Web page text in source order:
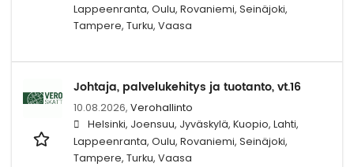
Lappeenranta, Oulu, Rovaniemi, Seinäjoki,
Tampere, Turku, Vaasa
Johtaja, palvelukehitys ja tuotanto, vt.16
10.08.2026, Verohallinto
Helsinki, Joensuu, Jyväskylä, Kuopio, Lahti,
Lappeenranta, Oulu, Rovaniemi, Seinäjoki,
Tampere, Turku, Vaasa